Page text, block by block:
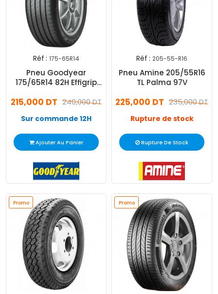
Réf : 175-65R14
Pneu Goodyear
175/65R14 82H Effigrip
240,000 DT
215,000 DT
Sur commande 12H
Ajouter Au Panier
Réf : 205-55-R16
Pneu Amine 205/55R16
TL Palma 97V
235,000 DT
225,000 DT
Rupture de stock
Rupture De Stock
Promo Promo